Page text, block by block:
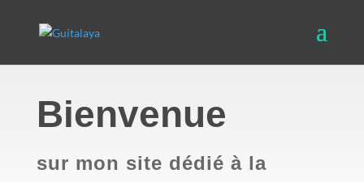
Bienvenue
sur mon site dédié à la